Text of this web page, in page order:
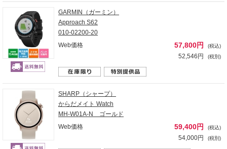
GARMIN（ガーミン）
Approach S62
010-02200-20
Web価格
57,800円 (税込)
52,546円 (税別)
SHARP（シャープ）
からだメイト Watch
MH-W01A-N ゴールド
Web価格
59,400円 (税込)
54,000円 (税別)